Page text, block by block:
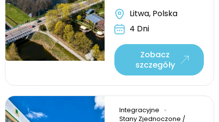
Litwa, Polska
4 Dni
Zobacz
szczegóły
Integracyjne
Stany Zjednoczone /